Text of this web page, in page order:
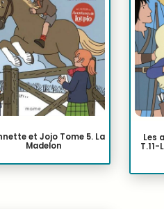
et Jojo Tome 5. La
Madelon
Les